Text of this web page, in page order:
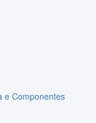
e Componentes